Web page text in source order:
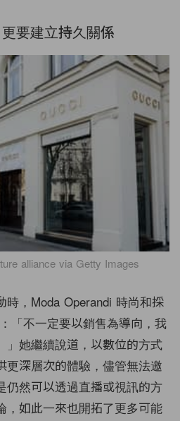
要建立持久關係
alliance via Getty Images
時，Moda Operandi 時尚和採
「不一定要以銷售為導向， 我
她繼續說道，以數位的方式
更深層次的體驗，儘管無法邀
仍然可以透過直播或視訊的方
，如此一來也開拓了更多可能